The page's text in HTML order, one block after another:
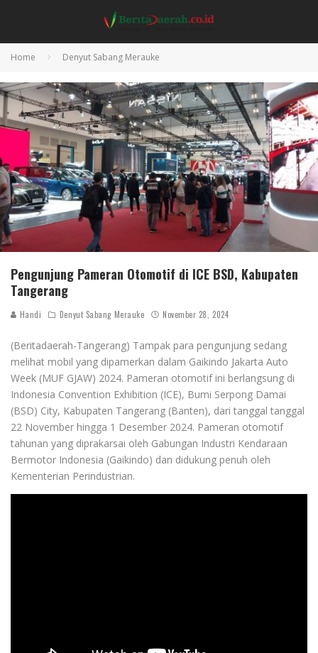
Home Denyut Sabang Merauke
Pengunjung Pameran Otomotif di ICE BSD, Kabupaten
Tangerang
Handi Denyut Sabang Merauke November 28, 2024
(Beritadaerah-Tangerang) Tampak para pengunjung sedang
melihat mobil yang dipamerkan dalam Gaikindo Jakarta Auto
Week (MUF GJAW) 2024. Pameran otomotif ini berlangsung di
Indonesia Convention Exhibition (ICE), Bumi Serpong Damai
(BSD) City, Kabupaten Tangerang (Banten), dari tanggal tanggal
22 November hingga 1 Desember 2024. Pameran otomotif
tahunan yang diprakarsai oleh Gabungan Industri Kendaraan
Bermotor Indonesia (Gaikindo) dan didukung penuh oleh
Kementerian Perindustrian.